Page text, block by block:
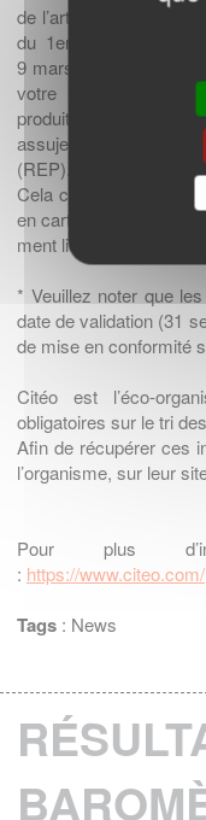
de l’article 17 de la loi
du 1er janvier 2022
9 mars 2023*, ce
votre emballage
produits destinés
assujettie au système
(REP).
Cela comprend les
en carton, etc. qui sont
ment liés à vos produits
* Veuillez noter que
date de validation (31
de mise en conformité
Citéo est l’éco-
obligatoires sur le tri
Afin de récupérer ces
l’organisme, sur leur
Pour plus
: https://www.citeo.com/
Tags : News